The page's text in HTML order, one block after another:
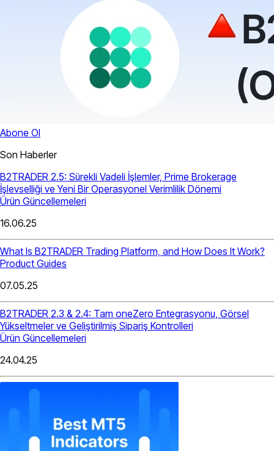
Abone Ol
Son Haberler
B2TRADER 2.5: Sürekli Vadeli İşlemler, Prime Brokerage
İşlevselliği ve Yeni Bir Operasyonel Verimlilik Dönemi
Ürün Güncellemeleri
16.06.25
What Is B2TRADER Trading Platform, and How Does It Work?
Product Guides
07.05.25
B2TRADER 2.3 & 2.4: Tam oneZero Entegrasyonu, Görsel
Yükseltmeler ve Geliştirilmiş Sipariş Kontrolleri
Ürün Güncellemeleri
24.04.25